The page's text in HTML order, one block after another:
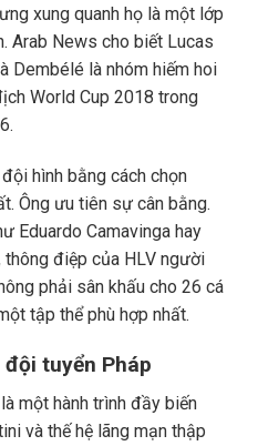
xung quanh họ là một lớp
Arab News cho biết Lucas
Dembélé là nhóm hiếm hoi
World Cup 2018 trong
hình bằng cách chọn
Ông ưu tiên sự cân bằng.
Eduardo Camavinga hay
thông điệp của HLV người
phải sân khấu cho 26 cá
tập thể phù hợp nhất.
tuyển Pháp
một hành trình đầy biến
và thế hệ lãng mạn thập